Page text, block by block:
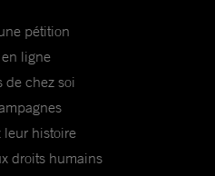
pétition
ligne
de chez soi
leur histoire
droits humains